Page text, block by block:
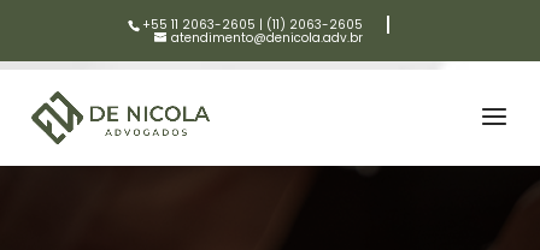
+55 11 2063-2605 | (11) 2063-2605
atendimento@denicola.adv.br